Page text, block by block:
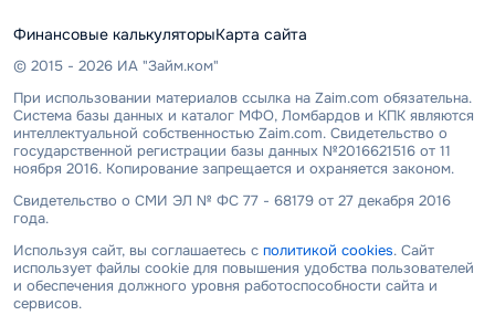
Финансовые калькуляторыКарта сайта
© 2015 - 2026 ИА "Займ.ком"
При использовании материалов ссылка на Zaim.com обязательна.
Система базы данных и каталог МФО, Ломбардов и КПК являются
интеллектуальной собственностью Zaim.com. Свидетельство о
государственной регистрации базы данных №2016621516 от 11
ноября 2016. Копирование запрещается и охраняется законом.
Свидетельство о СМИ ЭЛ № ФС 77 - 68179 от 27 декабря 2016
года.
Используя сайт, вы соглашаетесь с политикой cookies. Сайт
использует файлы cookie для повышения удобства пользователей
и обеспечения должного уровня работоспособности сайта и
сервисов.